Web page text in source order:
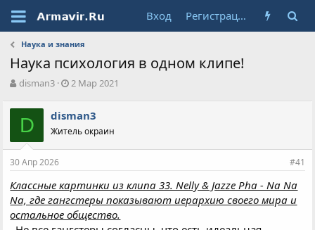
Вход Регистрация
Наука и знания
Наука психология в одном клипе!
А
т
о
р
т
е
ы
disman3
Д
а
н
л
а
2 Мар 2021
D disman3
Житель окраин
30 Апр 2026 #41
Классные картинки из клипа 33. Nelly & Jazze Pha - Na Na
Na, где гангстеры показывают иерархию своего мира и
остальное общество.